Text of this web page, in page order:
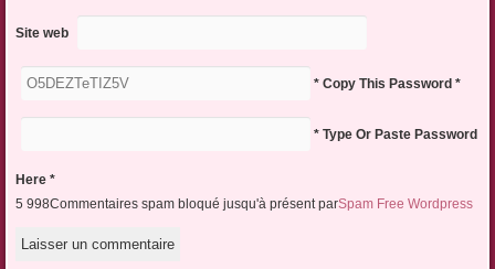
Site web
* Copy This Password *
* Type Or Paste Password
Here *
5 998Commentaires spam bloqué jusqu'à présent parSpam Free Wordpress